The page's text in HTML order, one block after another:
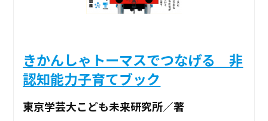
きかんしゃトーマスでつなげる 非
認知能力子育てブック
東京学芸大こども未来研究所／著